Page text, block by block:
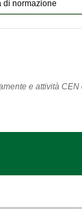
di normazione
e attività CEN